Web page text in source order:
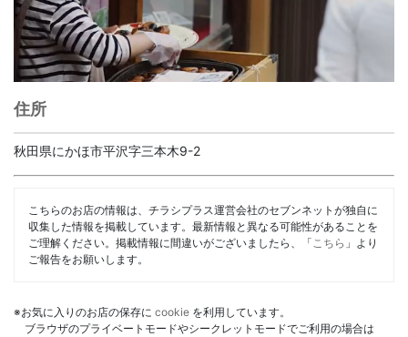
住所
秋田県にかほ市平沢字三本木9-2
こちらのお店の情報は、チラシプラス運営会社のセブンネットが独自に
収集した情報を掲載しています。最新情報と異なる可能性があることを
ご理解ください。掲載情報に間違いがございましたら、「 こちら 」より
ご報告をお願いします。
※お気に入りのお店の保存に cookie を利用しています。
ブラウザのプライベートモードやシークレットモードでご利用の場合は